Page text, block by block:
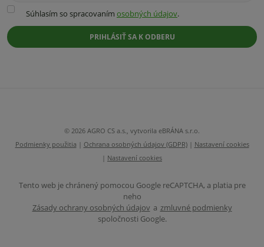
Súhlasím
spracovaním
osobných
Súhlasím so spracovaním osobných údajov.
PRIHLÁSIŤ SA K ODBERU
© 2026 AGRO CS a.s., vytvorila eBRÁNA s.r.o.
Podmienky použitia | Ochrana osobných údajov (GDPR) | Nastavení cookies
| Nastavení cookies
Tento web je chránený pomocou Google reCAPTCHA, a platia pre
neho
Zásady ochrany osobných údajov a zmluvné podmienky
spoločnosti Google.